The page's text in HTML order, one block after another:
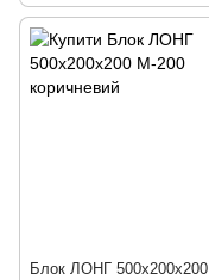
Блок ЛОНГ 500х200х200